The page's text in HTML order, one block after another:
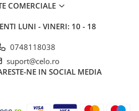
COMERCIALE
LUNI - VINERI: 10 - 18
0748118038
suport@celo.ro
NE IN SOCIAL MEDIA